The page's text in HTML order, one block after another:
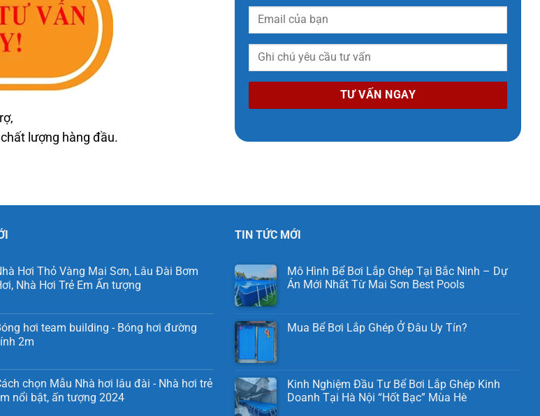
lượng hàng đầu.
Hơi Thỏ Vàng Mai Sơn, Lâu Đài Bơm
Nhà Hơi Trẻ Em Ấn tượng
hơi team building - Bóng hơi đường
2m
chọn Mẫu Nhà hơi lâu đài - Nhà hơi trẻ
nổi bật, ấn tượng 2024
TIN TỨC MỚI
Mô Hình Bể Bơi Lắp Ghép Tại Bắc Ninh – Dự
Án Mới Nhất Từ Mai Sơn Best Pools
Mua Bể Bơi Lắp Ghép Ở Đâu Uy Tín?
Kinh Nghiệm Đầu Tư Bể Bơi Lắp Ghép Kinh
Doanh Tại Hà Nội “Hốt Bạc” Mùa Hè